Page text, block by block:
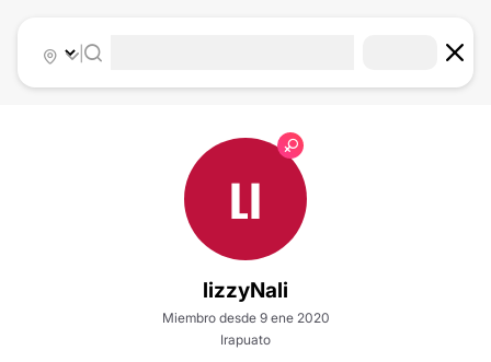
|
LI
lizzyNali
Miembro desde 9 ene 2020
Irapuato